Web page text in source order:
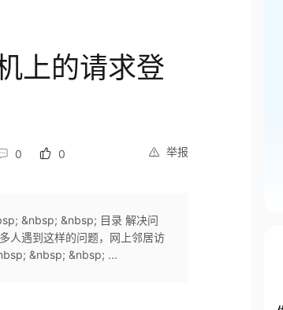
上的请求登
举报
0 0
&nbsp; &nbsp; 目录 解决问
人遇到这样的问题，网上邻居访
&nbsp; &nbsp; ...